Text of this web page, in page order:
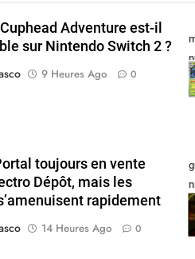
Adventure est-il
sur Nintendo Switch 2 ?
9 Heures Ago 0
toujours en vente
Dépôt, mais les
rapidement
14 Heures Ago 0
2